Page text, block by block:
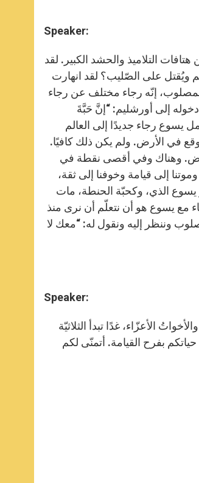
Speaker:
التلاميذ والحشد الكبير. لقد
ويُقتل على الصّليب؟ لقد انهارت
إنّه رجاء مختلف عن رجاء
إلى أورشليم: “إنَّ حَبَّةَ
يسوع رجاء جديدًا إلى العالم
في الأرض. ولم يكن ذلك كافيًا.
وهناك وفي أقصى نقطة في
إلى قيامة وخوفنا إلى ثقة،
يسوع الذي، وكحبّة الحنطة، مات
مع يسوع هو أن نتعلّم أن نرى منذ
وننظر إليه ونقول له: “معك لا
Speaker:
الأعزّاء، غدًا تبدأ الثلاثيّة
بفرح القيامة. أتمنّى لكم